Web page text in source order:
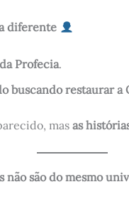
diferente
Profecia.
buscando restaurar a
masas
não são do mesmo